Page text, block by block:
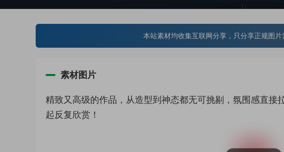
本站素材均收集互联网分享，只分享正规图
素材图片
精致又高级的作品，从造型到神态都无可挑剔，氛围感直接
起反复欣赏！